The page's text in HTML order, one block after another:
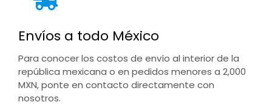
Envíos a todo México
Para conocer los costos de envío al interior de la
república mexicana o en pedidos menores a 2,000
MXN, ponte en contacto directamente con
nosotros.